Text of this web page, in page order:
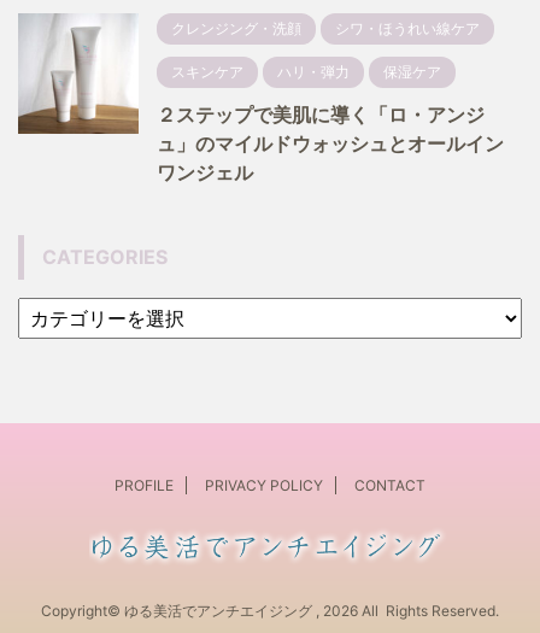
クレンジング・洗顔 シワ・ほうれい線ケア
スキンケア ハリ・弾力 保湿ケア
２ステップで美肌に導く「ロ・アンジ
ュ」のマイルドウォッシュとオールイン
ワンジェル
CATEGORIES
PROFILE PRIVACY POLICY CONTACT
Copyright© ゆる美活でアンチエイジング , 2026 All Rights Reserved.